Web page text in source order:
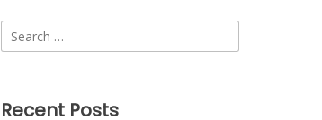
Search
for:
Recent Posts